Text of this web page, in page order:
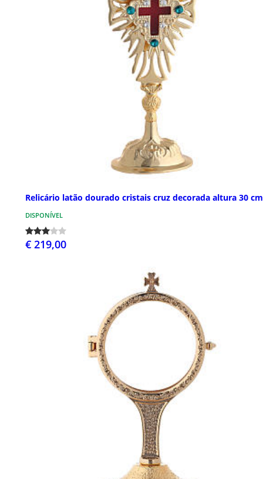
Relicário latão dourado cristais cruz decorada altura 30 cm
DISPONÍVEL
€ 219,00